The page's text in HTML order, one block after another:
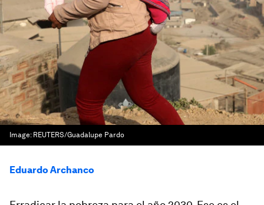
Image: REUTERS/Guadalupe Pardo
Eduardo Archanco